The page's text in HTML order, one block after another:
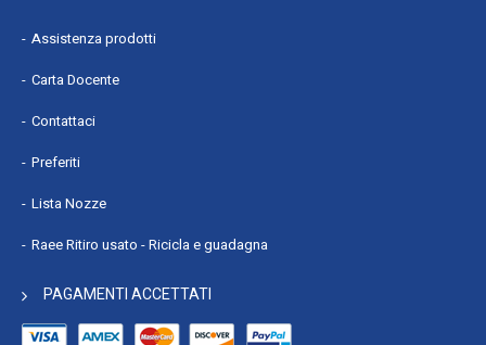
Assistenza prodotti
Carta Docente
Contattaci
Preferiti
Lista Nozze
Raee Ritiro usato - Ricicla e guadagna
PAGAMENTI ACCETTATI